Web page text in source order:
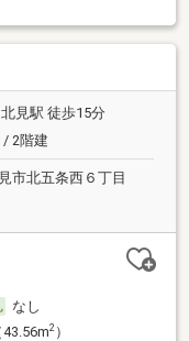
見駅 徒歩15分
/ 2階建
市北五条西６丁目
なし
2）